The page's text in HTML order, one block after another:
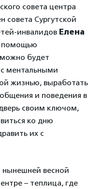
совета центра
Сургутской
инвалидов Елена
помощью
будет
ментальными
жизнью, выработать
и поведения в
своим ключом,
ко дню
их с
нынешней весной
– теплица, где